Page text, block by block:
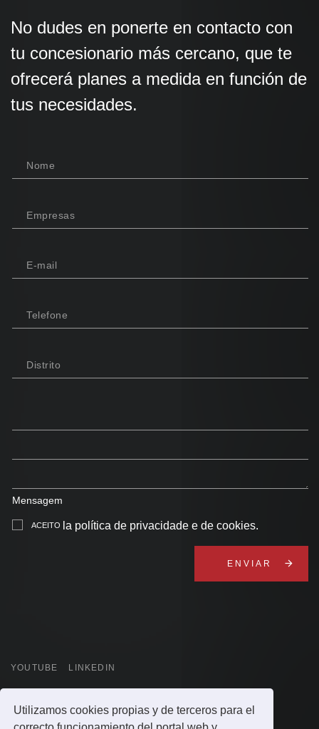
Utilizamos cookies propias y de terceros para el
No dudes en ponerte en contacto con
tu concesionario más cercano, que te
ofrecerá planes a medida en función de
tus necesidades.
Nome
Empresas
E-mail
Telefone
Distrito
Mensagem
ACEITO la política de privacidade e de cookies.
arrow_forward
YOUTUBE LINKEDIN
POLÍTICA DE PRIVACIDADE POLÍTICA DE COOKIES